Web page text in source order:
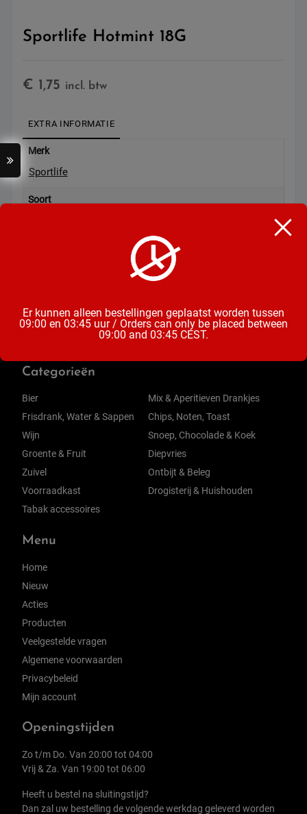
Sportlife Hotmint 18G
€ 1,75 incl. btw
EXTRA INFORMATIE
Merk
Sportlife
Soort
Categorieën
Bier
Frisdrank, Water & Sappen
Wijn
Groente & Fruit
Zuivel
Voorraadkast
Tabak accessoires
Mix & Aperitieven Drankjes
Chips, Noten, Toast
Snoep, Chocolade & Koek
Diepvries
Ontbijt & Beleg
Drogisterij & Huishouden
Menu
Home
Nieuw
Acties
Producten
Veelgestelde vragen
Algemene voorwaarden
Privacybeleid
Mijn account
Openingstijden
Zo t/m Do. Van 20:00 tot 04:00
Vrij & Za. Van 19:00 tot 06:00
Heeft u bestel na sluitingstijd?
Dan zal uw bestelling de volgende werkdag geleverd worden
Er kunnen alleen bestellingen geplaatst worden tussen
09:00 en 03:45 uur / Orders can only be placed between
09:00 and 03:45 CEST.